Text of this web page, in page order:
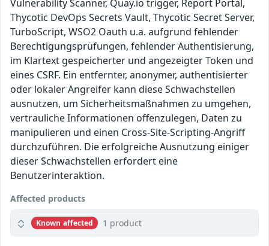
Vulnerability Scanner, Quay.io trigger, Report Portal,
Thycotic DevOps Secrets Vault, Thycotic Secret Server,
TurboScript, WSO2 Oauth u.a. aufgrund fehlender
Berechtigungsprüfungen, fehlender Authentisierung,
im Klartext gespeicherter und angezeigter Token und
eines CSRF. Ein entfernter, anonymer, authentisierter
oder lokaler Angreifer kann diese Schwachstellen
ausnutzen, um Sicherheitsmaßnahmen zu umgehen,
vertrauliche Informationen offenzulegen, Daten zu
manipulieren und einen Cross-Site-Scripting-Angriff
durchzuführen. Die erfolgreiche Ausnutzung einiger
dieser Schwachstellen erfordert eine
Benutzerinteraktion.
Affected products
Known affected 1 product